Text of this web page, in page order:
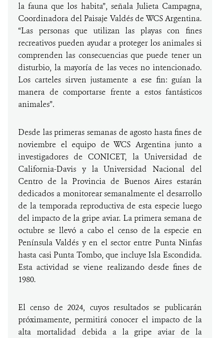
la fauna que los habita”, señala Julieta Campagna,
Coordinadora del Paisaje Valdés de WCS Argentina.
“Las personas que utilizan las playas con fines
recreativos pueden ayudar a proteger los animales si
comprenden las consecuencias que puede tener un
disturbio, la mayoría de las veces no intencionado.
Los carteles sirven justamente a ese fin: guían la
manera de comportarse frente a estos fantásticos
animales”.
Desde las primeras semanas de agosto hasta fines de
noviembre el equipo de WCS Argentina junto a
investigadores de CONICET, la Universidad de
California-Davis y la Universidad Nacional del
Centro de la Provincia de Buenos Aires estarán
dedicados a monitorear semanalmente el desarrollo
de la temporada reproductiva de esta especie luego
del impacto de la gripe aviar. La primera semana de
octubre se llevó a cabo el censo de la especie en
Península Valdés y en el sector entre Punta Ninfas
hasta casi Punta Tombo, que incluye Isla Escondida.
Esta actividad se viene realizando desde fines de
1980.
El censo de 2024, cuyos resultados se publicarán
próximamente, permitirá conocer el impacto de la
alta mortalidad debida a la gripe aviar de la